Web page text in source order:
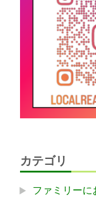
カテゴリ
ファミリーに